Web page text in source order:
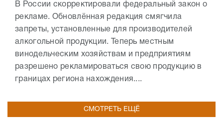
В России скорректировали федеральный закон о
рекламе. Обновлённая редакция смягчила
запреты, установленные для производителей
алкогольной продукции. Теперь местным
винодельческим хозяйствам и предприятиям
разрешено рекламироваться свою продукцию в
границах региона нахождения....
СМОТРЕТЬ ЕЩЁ